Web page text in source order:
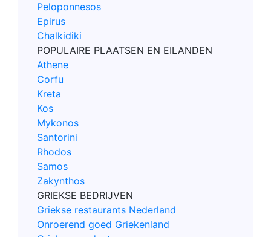
Peloponnesos
Epirus
Chalkidiki
POPULAIRE PLAATSEN EN EILANDEN
Athene
Corfu
Kreta
Kos
Mykonos
Santorini
Rhodos
Samos
Zakynthos
GRIEKSE BEDRIJVEN
Griekse restaurants Nederland
Onroerend goed Griekenland